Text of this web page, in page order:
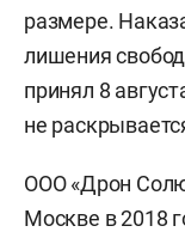
размере.
лишения
принял 8
не
ООО «Дрон
Москве в 2018